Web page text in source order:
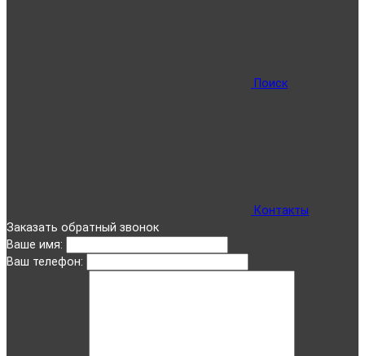
Поиск
Контакты
Заказать обратный звонок
Ваше имя:
Ваш телефон: